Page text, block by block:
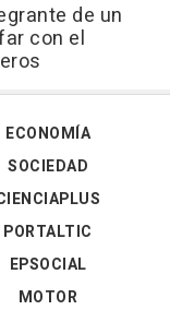
de un
con el
ECONOMÍA
SOCIEDAD
PORTALTIC
EPSOCIAL
MOTOR